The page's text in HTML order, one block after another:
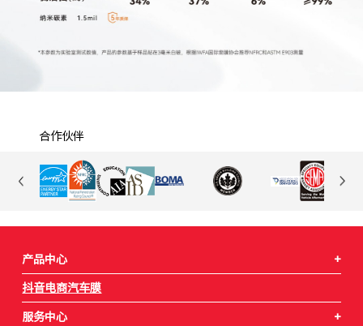
合作伙伴
产品中心 +
抖音电商汽车膜
服务中心 +